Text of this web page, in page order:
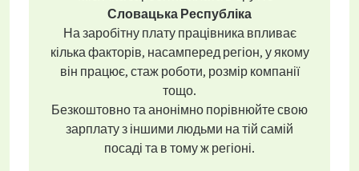
Словацька Республіка
На заробітну плату працівника впливає
кілька факторів, насамперед регіон, у якому
він працює, стаж роботи, розмір компанії
тощо.
Безкоштовно та анонімно порівнюйте свою
зарплату з іншими людьми на тій самій
посаді та в тому ж регіоні.